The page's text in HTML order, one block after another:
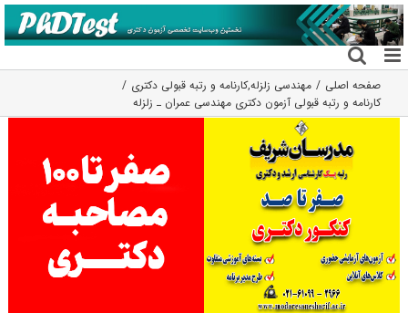
رفتن
به
محتوا
صفحه اصلی مهندسی زلزله,کارنامه و رتبه قبولی دکتری
کارنامه و رتبه قبولی آزمون دکتری ﻣﻬﻨﺪسی ﻋﻤﺮان ـ زلزله